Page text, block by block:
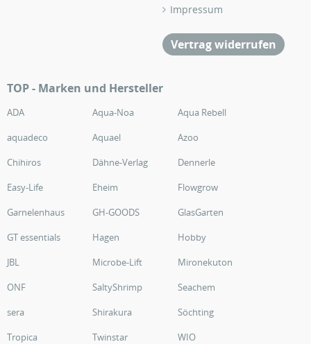
Impressum
Vertrag widerrufen
TOP - Marken und Hersteller
ADA Aqua-Noa
Aqua Rebell
aquadeco
Aquael
Azoo
Chihiros
Dähne-Verlag
Dennerle
Easy-Life
Eheim
Flowgrow
Garnelenhaus
GH-GOODS
GlasGarten
GT essentials
Hagen
Hobby
JBL
Microbe-Lift
Mironekuton
ONF
SaltyShrimp
Seachem
sera
Shirakura
Söchting
Tropica
Twinstar WIO